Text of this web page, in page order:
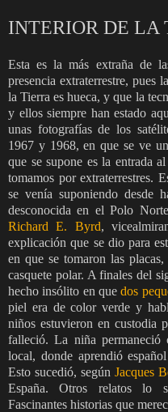
INTERIOR DE LA
Esta es la más extraña de
presencia extraterrestre, pues
la Tierra es hueca, y que la
y ellos siempre han estado
unas fotografías de los
1967 y 1968, en que se ve
que se supone es la entrada
tomamos por extraterrestres.
se venía suponiendo desde
desconocida en el Polo
Richard E. Byrd,
explicación que se dio para
en que se tomaron las
casquete polar. A finales del
hecho insólito en quedos
piel era de color verde y
niños estuvieron en custodia
falleció. La niña permaneció
local, donde aprendió
Esto sucedió, según Jacques
España. Otros relatos lo
Fascinantes historias que